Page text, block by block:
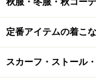
次に形を選びます
ンオーダー」と呼
好きなものを選ぶ
定番アイテムの着こ
スカーフ・ストール